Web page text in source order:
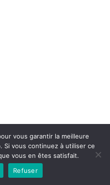
mirabelle}.
vous garantir la meilleure
vous continuez à utiliser ce
vous en êtes satisfait.
Refuser